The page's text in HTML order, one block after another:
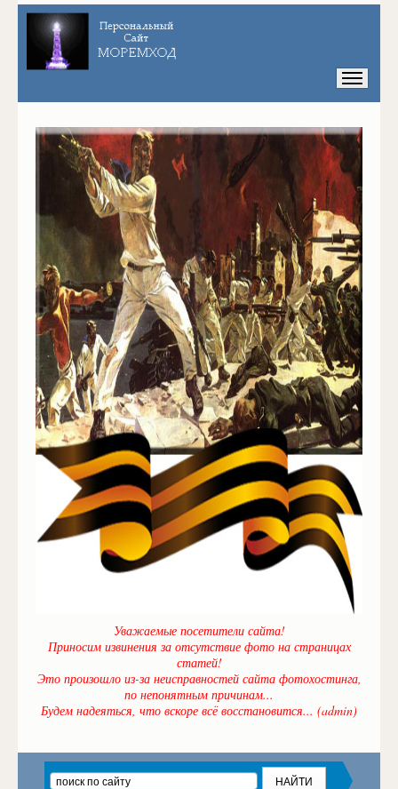
Уважаемые посетители сайта!
Приносим извинения за отсутствие фото на страницах
статей!
Это произошло из-за неисправностей сайта фотохостинга,
по непонятным причинам...
Будем надеяться, что вскоре всё восстановится... (admin)